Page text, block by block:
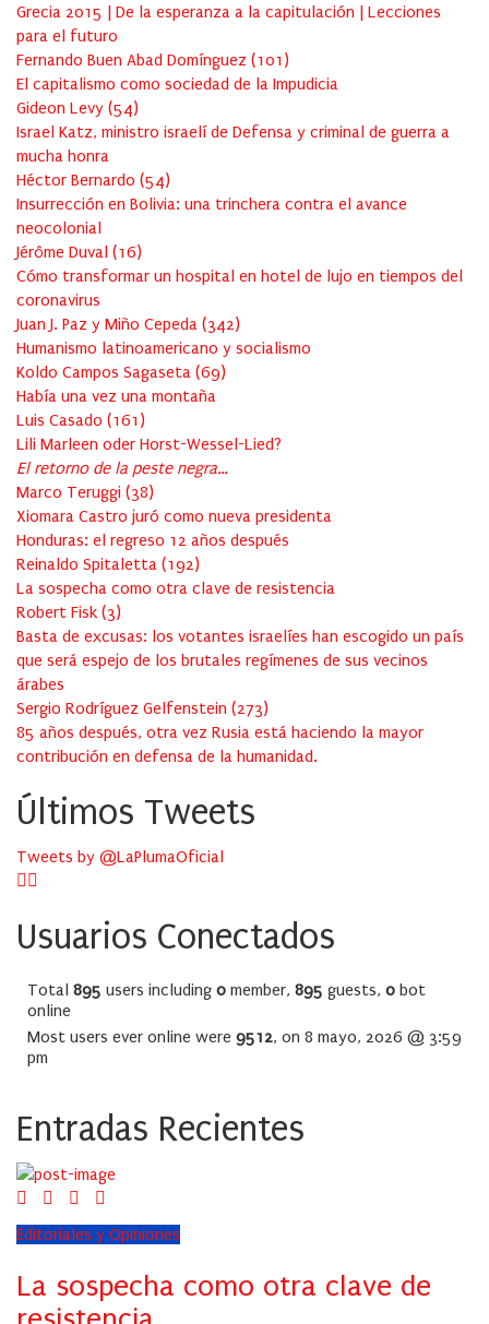
Grecia 2015 | De la esperanza a la capitulación | Lecciones
para el futuro
Fernando Buen Abad Domínguez (101 )
El capitalismo como sociedad de la Impudicia
Gideon Levy (54)
Israel Katz, ministro israelí de Defensa y criminal de guerra a
mucha honra
Héctor Bernardo (54)
Insurrección en Bolivia: una trinchera contra el avance
neocolonial
Jérôme Duval (16)
Cómo transformar un hospital en hotel de lujo en tiempos del
coronavirus
Juan J. Paz y Miño Cepeda (342)
Humanismo latinoamericano y socialismo
Koldo Campos Sagaseta (69)
Había una vez una montaña
Luis Casado (161 )
Lili Marleen oder Horst-Wessel-Lied?
El retorno de la peste negra…
Marco Teruggi (38)
Xiomara Castro juró como nueva presidenta
Honduras: el regreso 12 años después
Reinaldo Spitaletta (192)
La sospecha como otra clave de resistencia
Robert Fisk (3)
Basta de excusas: los votantes israelíes han escogido un país
que será espejo de los brutales regímenes de sus vecinos
árabes
Sergio Rodríguez Gelfenstein (273)
85 años después, otra vez Rusia está haciendo la mayor
contribución en defensa de la humanidad.
Últimos Tweets
Tweets by @LaPlumaOficial
Usuarios Conectados
Total 895 users including 0 member, 895 guests, 0 bot
online
Most users ever online were 9512, on 8 mayo, 2026 @ 3:59
pm
Entradas Recientes
Editoriales y Opiniones
La sospecha como otra clave de